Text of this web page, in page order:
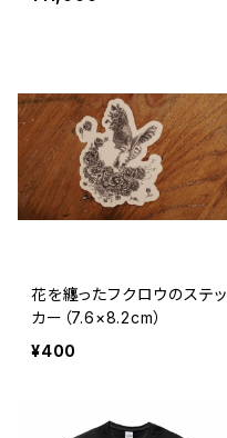
花を纏ったフクロウのステッ
カー（7.6×8.2cm）
¥400